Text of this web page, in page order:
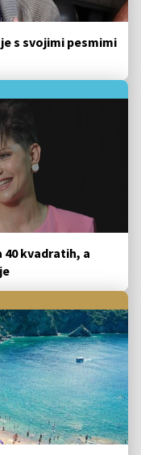
s svojimi pesmimi
40 kvadratih, a